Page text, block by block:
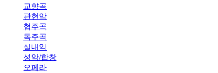
교향곡
관현악
협주곡
독주곡
실내악
성악/합창
오페라